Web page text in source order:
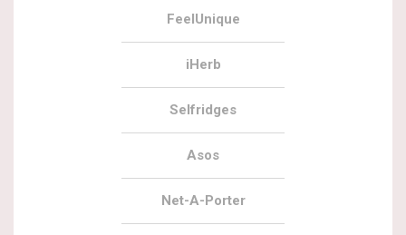
FeelUnique
iHerb
Selfridges
Asos
Net-A-Porter